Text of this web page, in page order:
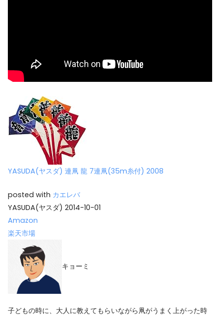
YASUDA(ヤスダ) 連凧 龍 7連凧(35m糸付) 2008
posted with カエレバ
YASUDA(ヤスダ) 2014-10-01
Amazon
楽天市場
キョーミ
子どもの時に、大人に教えてもらいながら凧がうまく上がった時